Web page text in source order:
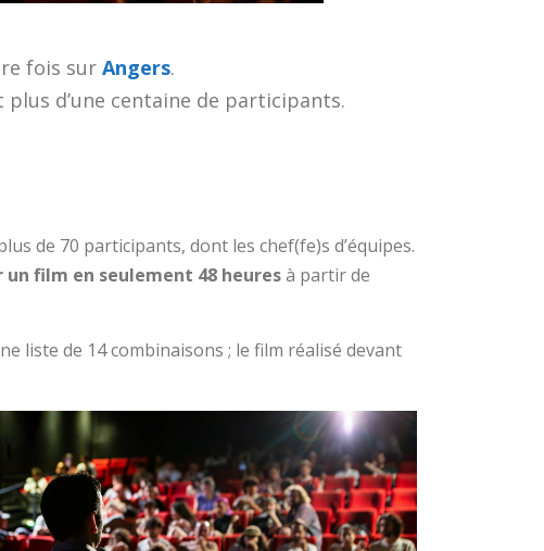
fois sur Angers.
d’une centaine de participants.
de 70 participants, dont les chef(fe)s d’équipes.
un film en seulement 48 heuresà partir de
liste de 14 combinaisons ; le film réalisé devant